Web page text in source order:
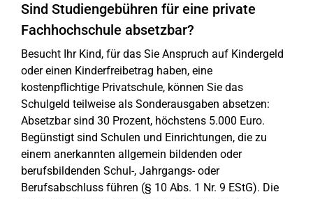
Sind Studiengebühren für eine private
Fachhochschule absetzbar?
Besucht Ihr Kind, für das Sie Anspruch auf Kindergeld
oder einen Kinderfreibetrag haben, eine
kostenpflichtige Privatschule, können Sie das
Schulgeld teilweise als Sonderausgaben absetzen:
Absetzbar sind 30 Prozent, höchstens 5.000 Euro.
Begünstigt sind Schulen und Einrichtungen, die zu
einem anerkannten allgemein bildenden oder
berufsbildenden Schul-, Jahrgangs- oder
Berufsabschluss führen (§ 10 Abs. 1 Nr. 9 EStG). Die